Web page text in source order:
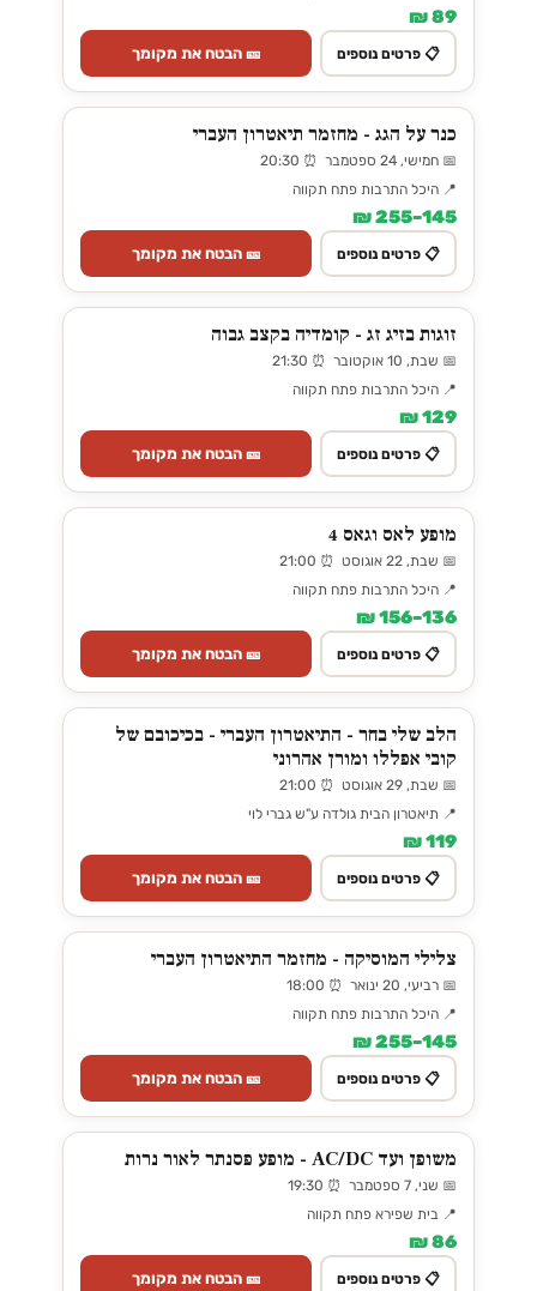
89 ₪
📋 פרטים נוספים 🎫 הבטח את מקומך
כנר על הגג - מחזמר תיאטרון העברי
📅 חמישי, 24 ספטמבר ⏰ 20:30
📍 היכל התרבות פתח תקווה
145–255 ₪
📋 פרטים נוספים 🎫 הבטח את מקומך
זוגות בזיג זג - קומדיה בקצב גבוה
📅 שבת, 10 אוקטובר ⏰ 21:30
📍 היכל התרבות פתח תקווה
129 ₪
📋 פרטים נוספים 🎫 הבטח את מקומך
מופע לאס וגאס 4
📅 שבת, 22 אוגוסט ⏰ 21:00
📍 היכל התרבות פתח תקווה
136–156 ₪
📋 פרטים נוספים 🎫 הבטח את מקומך
הלב שלי בחר - התיאטרון העברי - בכיכובם של
קובי אפללו ומורן אהרוני
📅 שבת, 29 אוגוסט ⏰ 21:00
📍 תיאטרון הבית גולדה ע"ש גברי לוי
119 ₪
📋 פרטים נוספים 🎫 הבטח את מקומך
צלילי המוסיקה - מחזמר התיאטרון העברי
📅 רביעי, 20 ינואר ⏰ 18:00
📍 היכל התרבות פתח תקווה
145–255 ₪
📋 פרטים נוספים 🎫 הבטח את מקומך
משופן ועד AC/DC - מופע פסנתר לאור נרות
📅 שני, 7 ספטמבר ⏰ 19:30
📍 בית שפירא פתח תקווה
86 ₪
📋 פרטים נוספים 🎫 הבטח את מקומך